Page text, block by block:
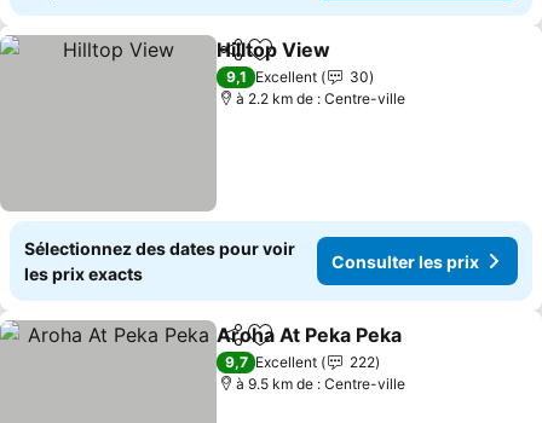
PartagerAjouter à mes favoris
Hilltop View
9,1 Excellent
30
à 2.2 km de : Centre-ville
Sélectionnez des dates pour voir
les prix exacts
Consulter les prix
PartagerAjouter à mes favoris
Aroha At Peka Peka
9,7 Excellent
222
à 9.5 km de : Centre-ville